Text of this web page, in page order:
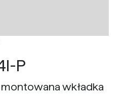
P
montowana wkładka